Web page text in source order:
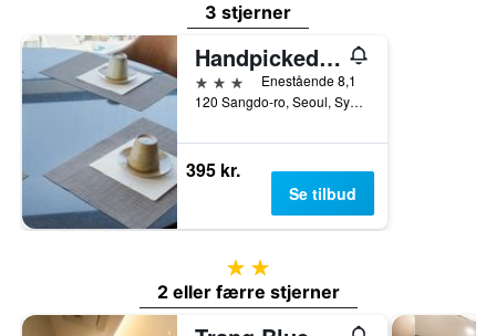
3 stjerner
Handpicked Hotel & Collections
3 stjernerEnestående 8,1
120 Sangdo-ro, Seoul, Sydkorea
395 kr.
Se tilbud
2 stjerner
2 eller færre stjerner